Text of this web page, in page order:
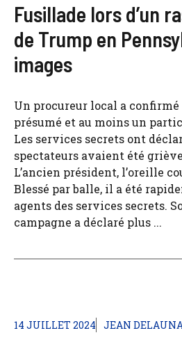
Fusillade lors d’un
de Trump en
images
Un procureur local a
présumé et au moins un
Les services secrets ont
spectateurs avaient été
L’ancien président, l’oreille
Blessé par balle, il a été
agents des services secrets.
campagne a déclaré plus ...
14 JUILLET 2024 JEAN